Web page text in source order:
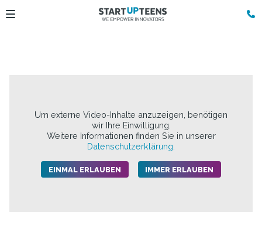
Um externe Video-Inhalte anzuzeigen, benötigen
wir Ihre Einwilligung.
Weitere Informationen finden Sie in unserer
Datenschutzerklärung.
EINMAL ERLAUBEN IMMER ERLAUBEN